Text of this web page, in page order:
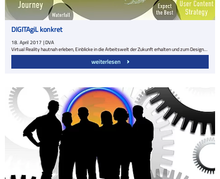
DIGITAgiL konkret
18. April 2017 | DVA
Virtual Reality hautnah erleben, Einblicke in die Arbeitswelt der Zukunft erhalten und zum Design…
weiterlesen